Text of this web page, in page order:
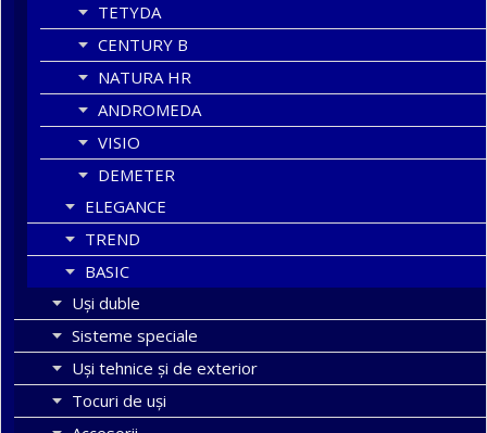
TETYDA
CENTURY B
NATURA HR
ANDROMEDA
VISIO
DEMETER
ELEGANCE
TREND
BASIC
Uşi duble
Sisteme speciale
Uși tehnice și de exterior
Tocuri de uși